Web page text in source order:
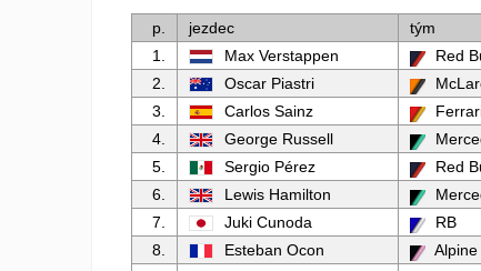
p. jezdec tým
1.
Max Verstappen Red
2.
Oscar Piastri
3.
Carlos Sainz
4.
George Russell
5.
Sergio Pérez Red
6.
Lewis Hamilton
7.
Juki Cunoda RB
8.
Esteban Ocon Alpine